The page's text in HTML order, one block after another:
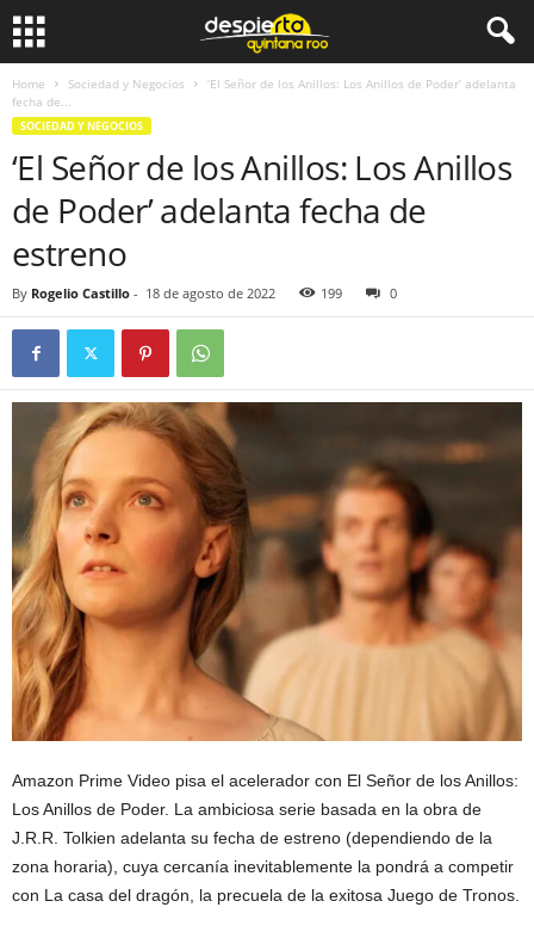
Home Sociedad y Negocios
‘El Señor de los Anillos: Los Anillos de Poder’ adelanta
fecha de...
SOCIEDAD Y NEGOCIOS
‘El Señor de los Anillos: Los Anillos
de Poder’ adelanta fecha de
estreno
By Rogelio Castillo - 18 de agosto de 2022 199 0
Amazon Prime Video pisa el acelerador con El Señor de los Anillos:
Los Anillos de Poder. La ambiciosa serie basada en la obra de
J.R.R. Tolkien adelanta su fecha de estreno (dependiendo de la
zona horaria), cuya cercanía inevitablemente la pondrá a competir
con La casa del dragón, la precuela de la exitosa Juego de Tronos.